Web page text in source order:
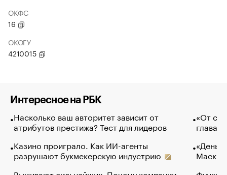
ОКФС
16
ОКОГУ
4210015
Интересное на РБК
Насколько ваш авторитет зависит от
атрибутов престижа? Тест для лидеров
Казино проиграло. Как ИИ-агенты
разрушают букмекерскую индустрию
«От
глава
Маск в